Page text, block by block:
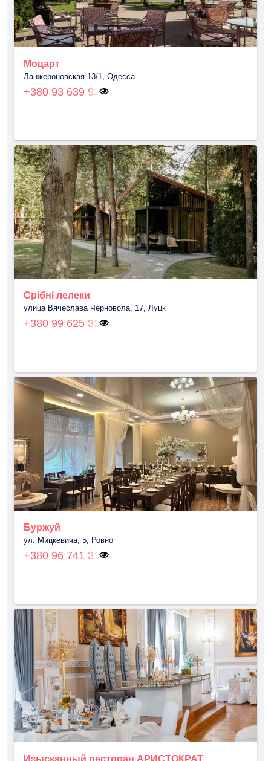
Моцарт
Ланжероновская 13/1, Одесса
+380 93 639 93
Срібні лелеки
улица Вячеслава Черновола, 17, Луцк
+380 99 625 32
Буржуй
ул. Мицкевича, 5, Ровно
+380 96 741 31